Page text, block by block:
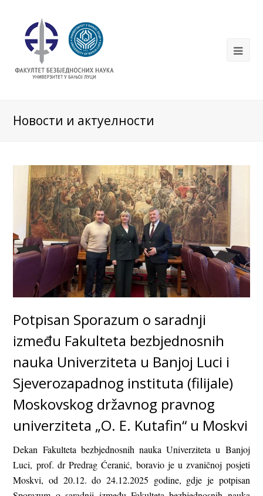
Новости и актуелности
Potpisan Sporazum o saradnji
između Fakulteta bezbjednosnih
nauka Univerziteta u Banjoj Luci i
Sjeverozapadnog instituta (filijale)
Moskovskog državnog pravnog
univerziteta „O. E. Kutafin“ u Moskvi
Dekan Fakulteta bezbjednosnih nauka Univerziteta u Banjoj
Luci, prof. dr Predrag Ćeranić, boravio je u zvaničnoj posjeti
Moskvi, od 20.12. do 24.12.2025 godine, gdje je potpisan